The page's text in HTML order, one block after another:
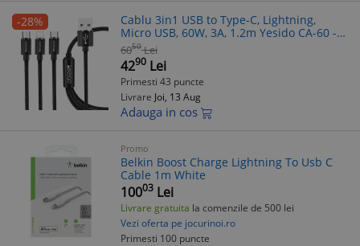
-28%
Cablu 3in1 USB to Type-C, Lightning,
Micro USB, 60W, 3A, 1.2m Yesido CA-60 -
Negru
6050 Lei
4290 Lei
Primesti 43 puncte
Livrare Joi, 13 Aug
Adauga in cos
Promo
Belkin Boost Charge Lightning To Usb C
Cable 1m White
10003 Lei
Livrare gratuita la comenzile de 500 lei
Vezi oferta pe jocurinoi.ro
Primesti 100 puncte